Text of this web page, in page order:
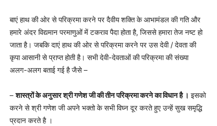
बाएं हाथ की ओर से परिक्रमा करने पर दैवीय शक्ति के आभामंडल की गति और
हमारे अंदर विद्यमान परमाणुओं में टकराव पैदा होता है, जिससे हमारा तेज नष्ट हो
जाता है। जबकि दाएं हाथ की ओर से परिक्रमा करने पर उस देवी / देवता की
कृपा आसानी से प्राप्त होती है। सभी देवी-देवताओं की परिक्रमा की संख्या
अलग-अलग बताई गई है जैसे –
–शास्त्रों के अनुसार श्री गणेश जी की तीन परिक्रमा करने का विधान है । इसको
करने से श्री गणेश जी अपने भक्तो के सभी विघ्न दूर करते हुए उन्हें सुख समृद्धि
प्रदान करते है ।